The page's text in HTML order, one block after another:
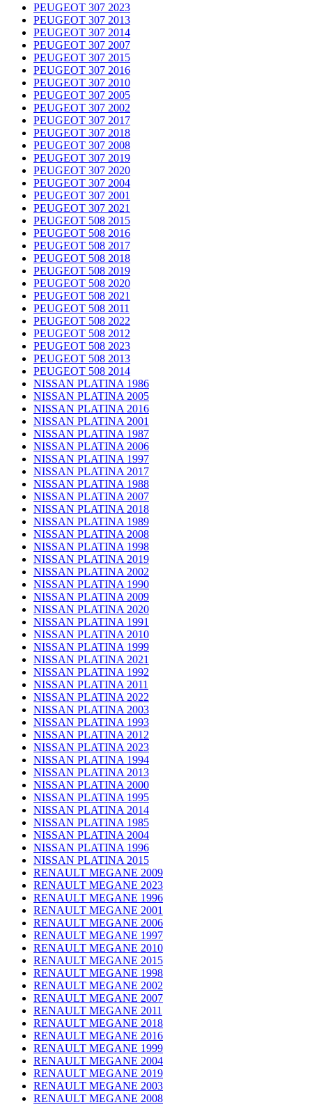
PEUGEOT 307 2023
PEUGEOT 307 2013
PEUGEOT 307 2014
PEUGEOT 307 2007
PEUGEOT 307 2015
PEUGEOT 307 2016
PEUGEOT 307 2010
PEUGEOT 307 2005
PEUGEOT 307 2002
PEUGEOT 307 2017
PEUGEOT 307 2018
PEUGEOT 307 2008
PEUGEOT 307 2019
PEUGEOT 307 2020
PEUGEOT 307 2004
PEUGEOT 307 2001
PEUGEOT 307 2021
PEUGEOT 508 2015
PEUGEOT 508 2016
PEUGEOT 508 2017
PEUGEOT 508 2018
PEUGEOT 508 2019
PEUGEOT 508 2020
PEUGEOT 508 2021
PEUGEOT 508 2011
PEUGEOT 508 2022
PEUGEOT 508 2012
PEUGEOT 508 2023
PEUGEOT 508 2013
PEUGEOT 508 2014
NISSAN PLATINA 1986
NISSAN PLATINA 2005
NISSAN PLATINA 2016
NISSAN PLATINA 2001
NISSAN PLATINA 1987
NISSAN PLATINA 2006
NISSAN PLATINA 1997
NISSAN PLATINA 2017
NISSAN PLATINA 1988
NISSAN PLATINA 2007
NISSAN PLATINA 2018
NISSAN PLATINA 1989
NISSAN PLATINA 2008
NISSAN PLATINA 1998
NISSAN PLATINA 2019
NISSAN PLATINA 2002
NISSAN PLATINA 1990
NISSAN PLATINA 2009
NISSAN PLATINA 2020
NISSAN PLATINA 1991
NISSAN PLATINA 2010
NISSAN PLATINA 1999
NISSAN PLATINA 2021
NISSAN PLATINA 1992
NISSAN PLATINA 2011
NISSAN PLATINA 2022
NISSAN PLATINA 2003
NISSAN PLATINA 1993
NISSAN PLATINA 2012
NISSAN PLATINA 2023
NISSAN PLATINA 1994
NISSAN PLATINA 2013
NISSAN PLATINA 2000
NISSAN PLATINA 1995
NISSAN PLATINA 2014
NISSAN PLATINA 1985
NISSAN PLATINA 2004
NISSAN PLATINA 1996
NISSAN PLATINA 2015
RENAULT MEGANE 2009
RENAULT MEGANE 2023
RENAULT MEGANE 1996
RENAULT MEGANE 2001
RENAULT MEGANE 2006
RENAULT MEGANE 1997
RENAULT MEGANE 2010
RENAULT MEGANE 2015
RENAULT MEGANE 1998
RENAULT MEGANE 2002
RENAULT MEGANE 2007
RENAULT MEGANE 2011
RENAULT MEGANE 2018
RENAULT MEGANE 2016
RENAULT MEGANE 1999
RENAULT MEGANE 2004
RENAULT MEGANE 2019
RENAULT MEGANE 2003
RENAULT MEGANE 2008